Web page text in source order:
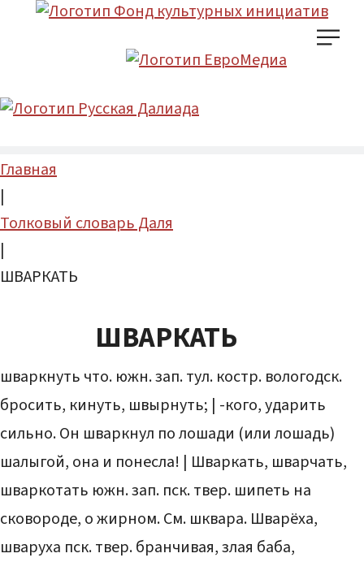
Главная
|
Толковый словарь Даля
|
ШВАРКАТЬ
ШВАРКАТЬ
шваркнуть что. южн. зап. тул. костр. вологодск.
бросить, кинуть, швырнуть; | -кого, ударить
сильно. Он шваркнул по лошади (или лошадь)
шалыгой, она и понесла! | Шваркать, шварчать,
шваркотать южн. зап. пск. твер. шипеть на
сковороде, о жирном. См. шквара. Шварёха,
шваруха пск. твер. бранчивая, злая баба,